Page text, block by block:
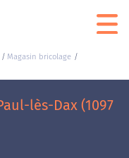
Magasin bricolage
lès-Dax (1097